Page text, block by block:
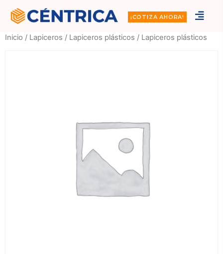
¡COTIZA AHORA!
Inicio / Lapiceros / Lapiceros plásticos / Lapiceros plásticos